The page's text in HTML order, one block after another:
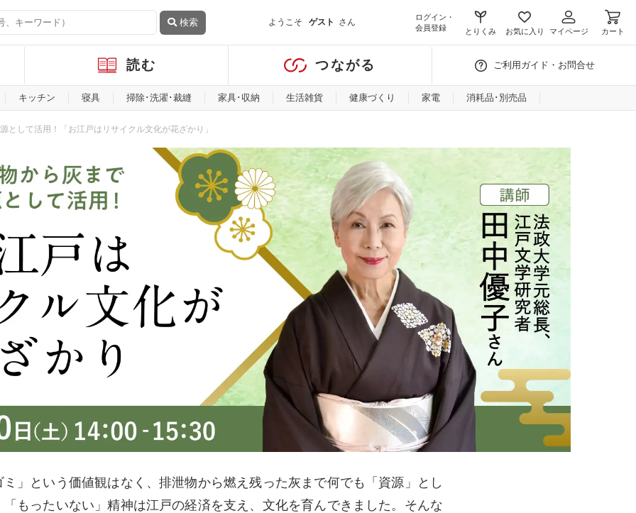
検索 ようこそ ゲスト さん
ログイン・
会員登録
とりくみ お気に入り マイページ カート
読む つながる ご利用ガイド・お問合せ
キッチン 寝具 掃除･洗濯･裁縫 家具･収納 生活雑貨 健康づくり 家電 消耗品･別売品
として活用！「お江戸はリサイクル文化が花ざかり」
用！「お江戸はリサイクル文化が花ざかり」
」という価値観はなく、排泄物から燃え残った灰まで何でも「資源」とし
もったいない」精神は江戸の経済を支え、文化を育んできました。そんな